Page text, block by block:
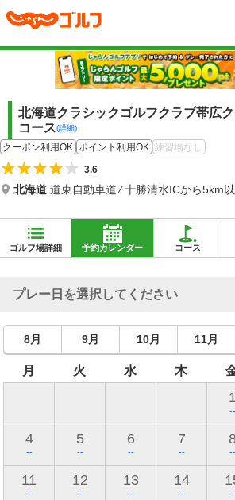
北海道クラシックゴルフクラブ帯広
コース(詳細)
クーポン利用OK ポイント利用OK 練習場なし
3.6
北海道 道東自動車道 ⁄ 十勝清水ICから5km
ゴルフ場詳細 予約カレンダー コース
プレー日を選択してください
8月 9月 10月 11月
月 火 水 木
1
--
4
--
5
--
6
--
7
-- --
11
--
12
--
13
--
14
-- --